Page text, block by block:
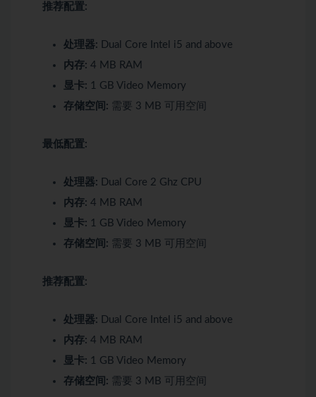
推荐配置:
处理器: Dual Core Intel i5 and above
内存: 4 MB RAM
显卡: 1 GB Video Memory
存储空间: 需要 3 MB 可用空间
最低配置:
处理器: Dual Core 2 Ghz CPU
内存: 4 MB RAM
显卡: 1 GB Video Memory
存储空间: 需要 3 MB 可用空间
推荐配置:
处理器: Dual Core Intel i5 and above
内存: 4 MB RAM
显卡: 1 GB Video Memory
存储空间: 需要 3 MB 可用空间